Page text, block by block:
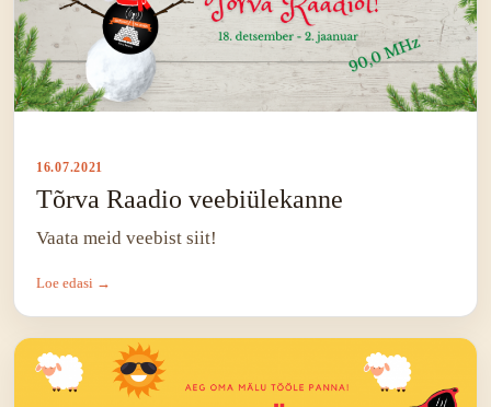
16.07.2021
Tõrva Raadio veebiülekanne
Vaata meid veebist siit!
Loe edasi →